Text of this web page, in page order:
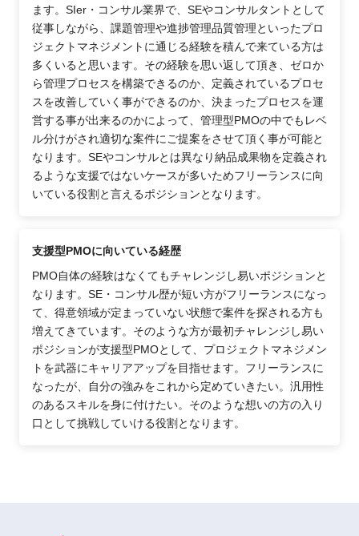
ます。SIer・コンサル業界で、SEやコンサルタントとして
従事しながら、課題管理や進捗管理品質管理といったプロ
ジェクトマネジメントに通じる経験を積んで来ている方は
多くいると思います。その経験を思い返して頂き、ゼロか
ら管理プロセスを構築できるのか、定義されているプロセ
スを改善していく事ができるのか、決まったプロセスを運
営する事が出来るのかによって、管理型PMOの中でもレベ
ル分けがされ適切な案件にご提案をさせて頂く事が可能と
なります。SEやコンサルとは異なり納品成果物を定義され
るような支援ではないケースが多いためフリーランスに向
いている役割と言えるポジションとなります。
支援型PMOに向いている経歴
PMO自体の経験はなくてもチャレンジし易いポジションと
なります。SE・コンサル歴が短い方がフリーランスになっ
て、得意領域が定まっていない状態で案件を探される方も
増えてきています。そのような方が最初チャレンジし易い
ポジションが支援型PMOとして、プロジェクトマネジメン
トを武器にキャリアアップを目指せます。フリーランスに
なったが、自分の強みをこれから定めていきたい。汎用性
のあるスキルを身に付けたい。そのような想いの方の入り
口として挑戦していける役割となります。